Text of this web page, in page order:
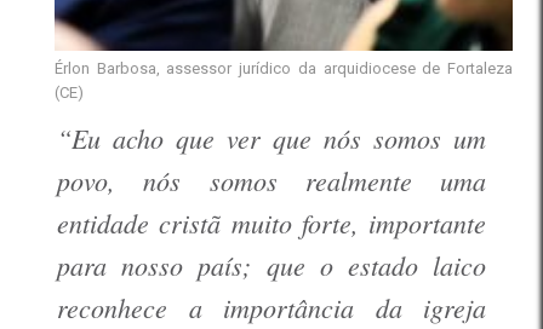
Érlon Barbosa, assessor jurídico da arquidiocese de Fortaleza
(CE)
“Eu acho que ver que nós somos um
povo, nós somos realmente uma
entidade cristã muito forte, importante
para nosso país; que o estado laico
reconhece a importância da igreja